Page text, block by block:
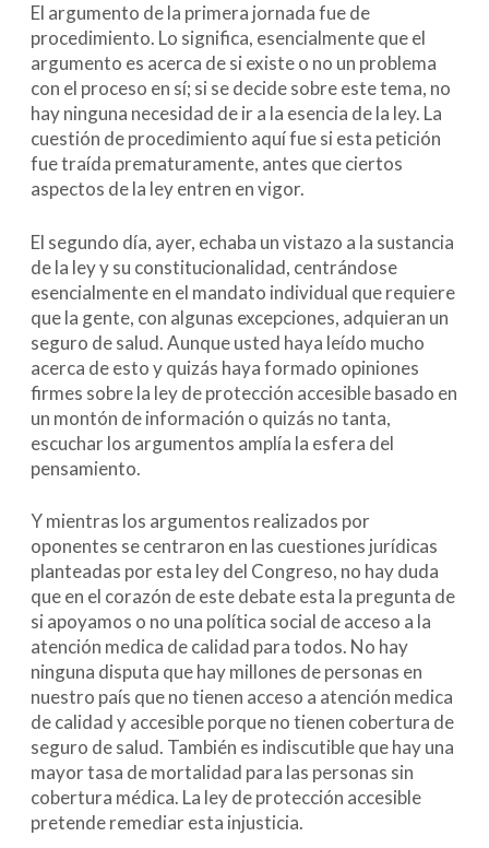
El argumento de la primera jornada fue de
procedimiento. Lo significa, esencialmente que el
argumento es acerca de si existe o no un problema
con el proceso en sí; si se decide sobre este tema, no
hay ninguna necesidad de ir a la esencia de la ley. La
cuestión de procedimiento aquí fue si esta petición
fue traída prematuramente, antes que ciertos
aspectos de la ley entren en vigor.
El segundo día, ayer, echaba un vistazo a la sustancia
de la ley y su constitucionalidad, centrándose
esencialmente en el mandato individual que requiere
que la gente, con algunas excepciones, adquieran un
seguro de salud. Aunque usted haya leído mucho
acerca de esto y quizás haya formado opiniones
firmes sobre la ley de protección accesible basado en
un montón de información o quizás no tanta,
escuchar los argumentos amplía la esfera del
pensamiento.
Y mientras los argumentos realizados por
oponentes se centraron en las cuestiones jurídicas
planteadas por esta ley del Congreso, no hay duda
que en el corazón de este debate esta la pregunta de
si apoyamos o no una política social de acceso a la
atención medica de calidad para todos. No hay
ninguna disputa que hay millones de personas en
nuestro país que no tienen acceso a atención medica
de calidad y accesible porque no tienen cobertura de
seguro de salud. También es indiscutible que hay una
mayor tasa de mortalidad para las personas sin
cobertura médica. La ley de protección accesible
pretende remediar esta injusticia.